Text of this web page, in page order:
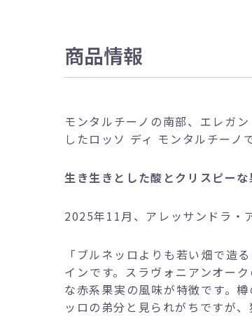
商品情報
モンタルチーノの南部、エレガ
したロッソ ディ モンタルチーノ
生き生きとした酸とクリスピー
2025年11月、アレッサンドラ・
「ブルネッロよりも若い畑で造
インです。スラヴォニアンオー
な赤系果実の風味が特徴です。
ッロの弟分と見られがちですが